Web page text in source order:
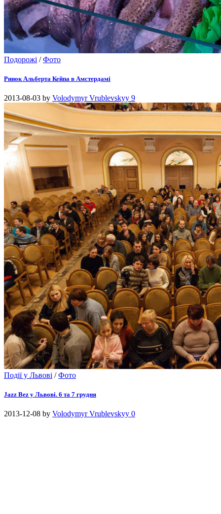
Подорожі /Фото
Ринок Альберта Кейпа в Амстердамі
2013-08-03 by Volodymyr Vrublevskyy 9
Події у Львові /Фото
Jazz Bez у Львові. 6 та 7 грудня
2013-12-08 by Volodymyr Vrublevskyy 0